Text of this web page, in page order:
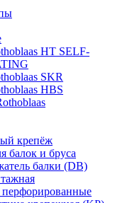
HT SELF-
SKR
НВS
крепёж
балок и бруса
балки (DB)